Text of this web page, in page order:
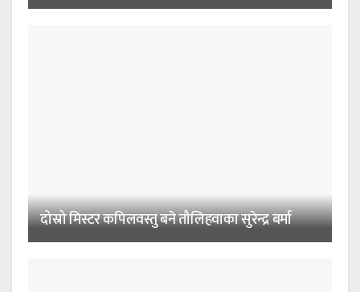
दोस्रो मिस्टर कपिलवस्तु बने तौलिहवाका सुरेन्द्र बर्मा